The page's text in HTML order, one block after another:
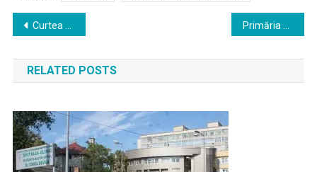
Navigare
în
articole
Curtea de Apel Bucureşti aduce la cunoştinţa publicului faptul că, începând cu data de 11 februarie 2022, va avea o nouă pagină de internet disponibilă Primăria Municipiului București a încheiat evaluările managerilor instituțiilor de cultură din Capitală
RELATED POSTS